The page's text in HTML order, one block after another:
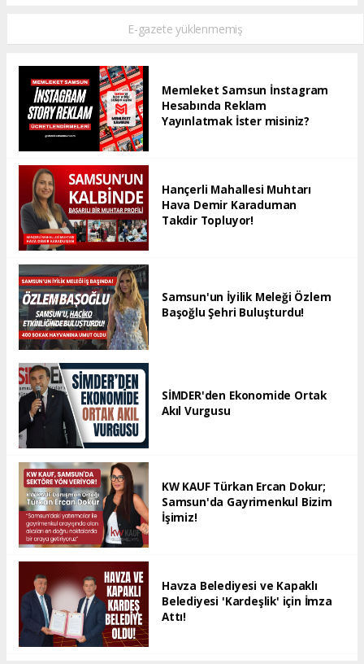
E-gazete yüklenmemiş
Memleket Samsun İnstagram
Hesabında Reklam
Yayınlatmak İster misiniz?
Hançerli Mahallesi Muhtarı
Hava Demir Karaduman
Takdir Topluyor!
Samsun'un İyilik Meleği Özlem
Başoğlu Şehri Buluşturdu!
SİMDER'den Ekonomide Ortak
Akıl Vurgusu
KW KAUF Türkan Ercan Dokur;
Samsun'da Gayrimenkul Bizim
İşimiz!
Havza Belediyesi ve Kapaklı
Belediyesi 'Kardeşlik' için İmza
Attı!